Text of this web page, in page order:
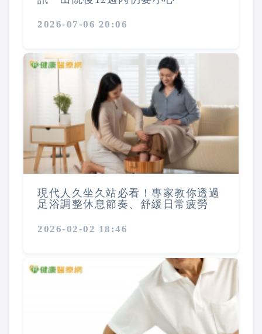
2026-07-06 20:06
現代人久坐久站必看！專家教你透過
足浴調整休息節奏、舒緩日常疲勞
2026-02-02 18:46